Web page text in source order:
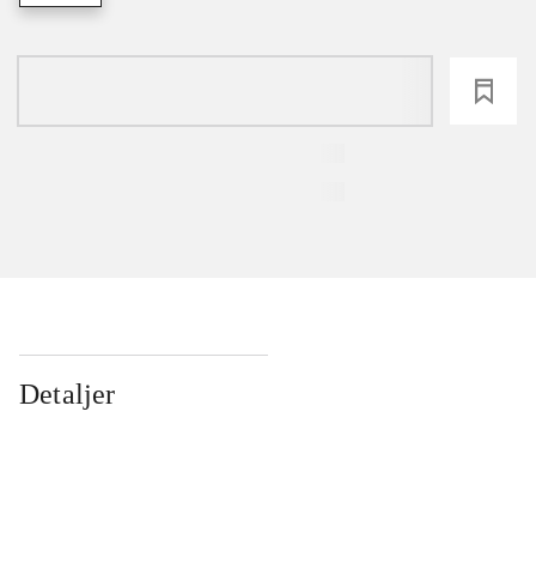
Detaljer